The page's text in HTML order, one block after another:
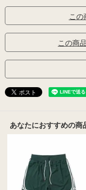
こ
この商
あなたにおすすめの商